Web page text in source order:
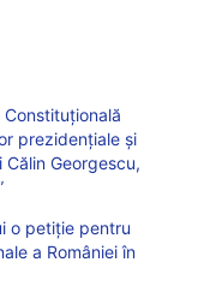
Constituțională
prezidențiale și
Georgescu,
o petiție pentru
a României în